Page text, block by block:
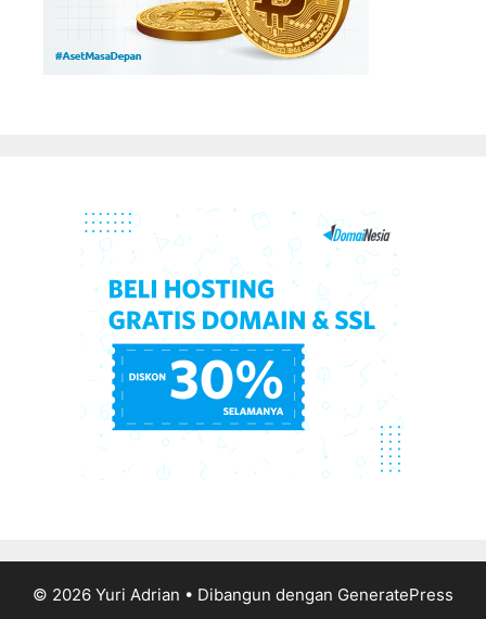
© 2026 Yuri Adrian • Dibangun dengan GeneratePress